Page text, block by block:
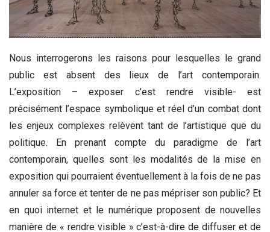
Nous interrogerons les raisons pour lesquelles le grand
public est absent des lieux de l’art contemporain.
L’exposition – exposer c’est rendre visible- est
précisément l’espace symbolique et réel d’un combat dont
les enjeux complexes relèvent tant de l’artistique que du
politique. En prenant compte du paradigme de l’art
contemporain, quelles sont les modalités de la mise en
exposition qui pourraient éventuellement à la fois de ne pas
annuler sa force et tenter de ne pas mépriser son public? Et
en quoi internet et le numérique proposent de nouvelles
manière de « rendre visible » c’est-à-dire de diffuser et de